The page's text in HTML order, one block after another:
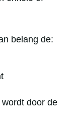
belang de:
door de